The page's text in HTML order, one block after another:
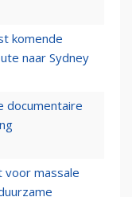
komende
naar Sydney
documentaire
voor massale